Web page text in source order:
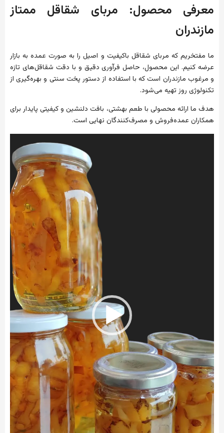
معرفی محصول: مربای شقاقل ممتاز
مازندران
ما مفتخریم که مربای شقاقل باکیفیت و اصیل را به صورت عمده به بازار
عرضه کنیم. این محصول، حاصل فرآوری دقیق و با دقت شقاقل‌های تازه
و مرغوب مازندران است که با استفاده از دستور پخت سنتی و بهره‌گیری از
تکنولوژی روز تهیه می‌شود.
هدف ما ارائه محصولی با طعم بهشتی، بافت دلنشین و کیفیتی پایدار برای
همکاران عمده‌فروش و مصرف‌کنندگان نهایی است.